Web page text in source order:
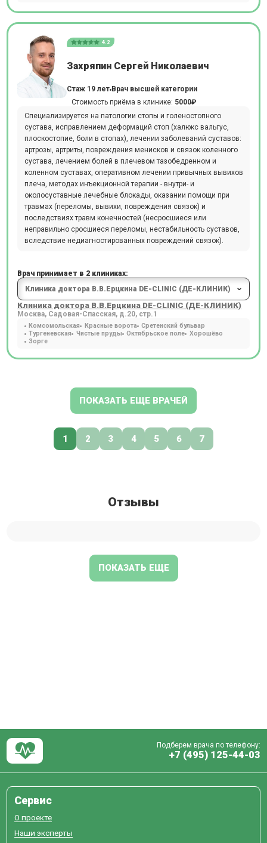
4.2
Захряпин Сергей Николаевич
Стаж 19 лет Врач высшей категории
Стоимость приёма в клинике: 5000₽
Специализируется на патологии стопы и голеностопного
сустава, исправлением деформаций стоп (халюкс вальгус,
плоскостопие, боли в стопах), лечении заболеваний суставов:
артрозы, артриты, повреждения менисков и связок коленного
сустава, лечением болей в плечевом тазобедренном и
коленном суставах, оперативном лечении привычных вывихов
плеча, методах инъекционной терапии - внутри- и
околосуставные лечебные блокады, оказании помощи при
травмах (переломы, вывихи, повреждения связок) и
последствиях травм конечностей (несросшиеся или
неправильно сросшиеся переломы, нестабильность суставов,
вследствие недиагностированных повреждений связок).
Врач принимает в 2 клиниках:
Клиника доктора В.В.Ерцкина DE-CLINIC (ДЕ-КЛИНИК)
Москва, Садовая-Спасская, д.20, стр.1
Комсомольская Красные ворота Сретенский бульвар
Тургеневская
Чистые пруды Октябрьское поле
Хорошёво
Зорге
ПОКАЗАТЬ ЕЩЕ ВРАЧЕЙ
1 2 3 4 5 6 7
Отзывы
ПОКАЗАТЬ ЕЩЕ
Подберем врача по телефону:
+7 (495) 125-44-03
Сервис
О проекте
Наши эксперты